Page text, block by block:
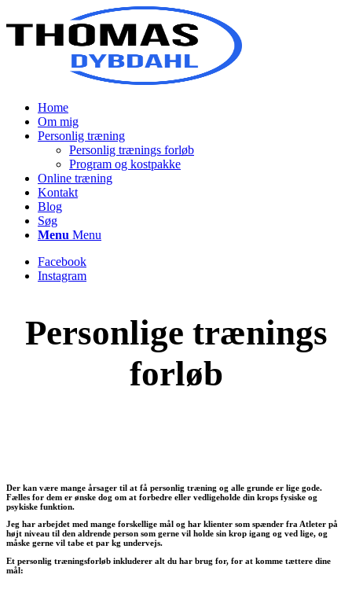
Home
Om mig
Personlig træning
Personlig trænings forløb
Program og kostpakke
Online træning
Kontakt
Blog
Søg
Menu Menu
Facebook
Instagram
Personlige trænings
forløb
Der kan være mange årsager til at få personlig træning og alle grunde er lige gode.
Fælles for dem er ønske dog om at forbedre eller vedligeholde din krops fysiske og
psykiske funktion.
Jeg har arbejdet med mange forskellige mål og har klienter som spænder fra Atleter på
højt niveau til den aldrende person som gerne vil holde sin krop igang og ved lige, og
måske gerne vil tabe et par kg undervejs.
Et personlig træningsforløb inkluderer alt du har brug for, for at komme tættere dine
mål: